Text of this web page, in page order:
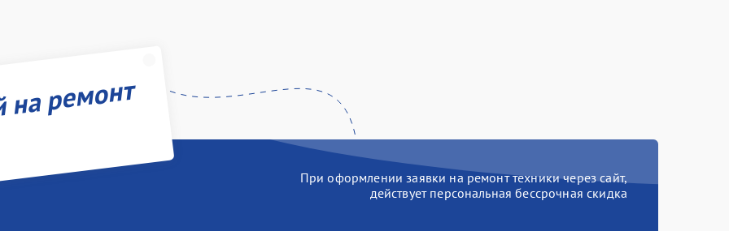
ремонт
При оформлении заявки на ремонт техники через сайт,
действует персональная бессрочная скидка